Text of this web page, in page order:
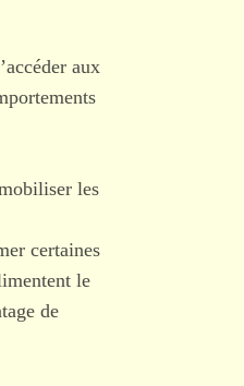
aux
les
certaines
le
de